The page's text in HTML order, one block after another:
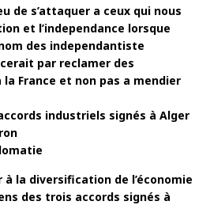
de s’attaquer a ceux qui nous
et l’independance lorsque
des independantiste
par reclamer des
France et non pas a mendier
industriels signés à Alger
à la diversification de l’économie
des trois accords signés à